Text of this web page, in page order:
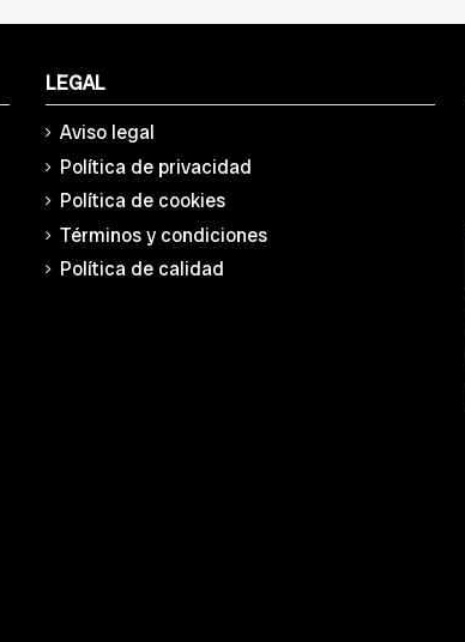
LEGAL
Aviso legal
Política de privacidad
Política de cookies
Términos y condiciones
Política de calidad